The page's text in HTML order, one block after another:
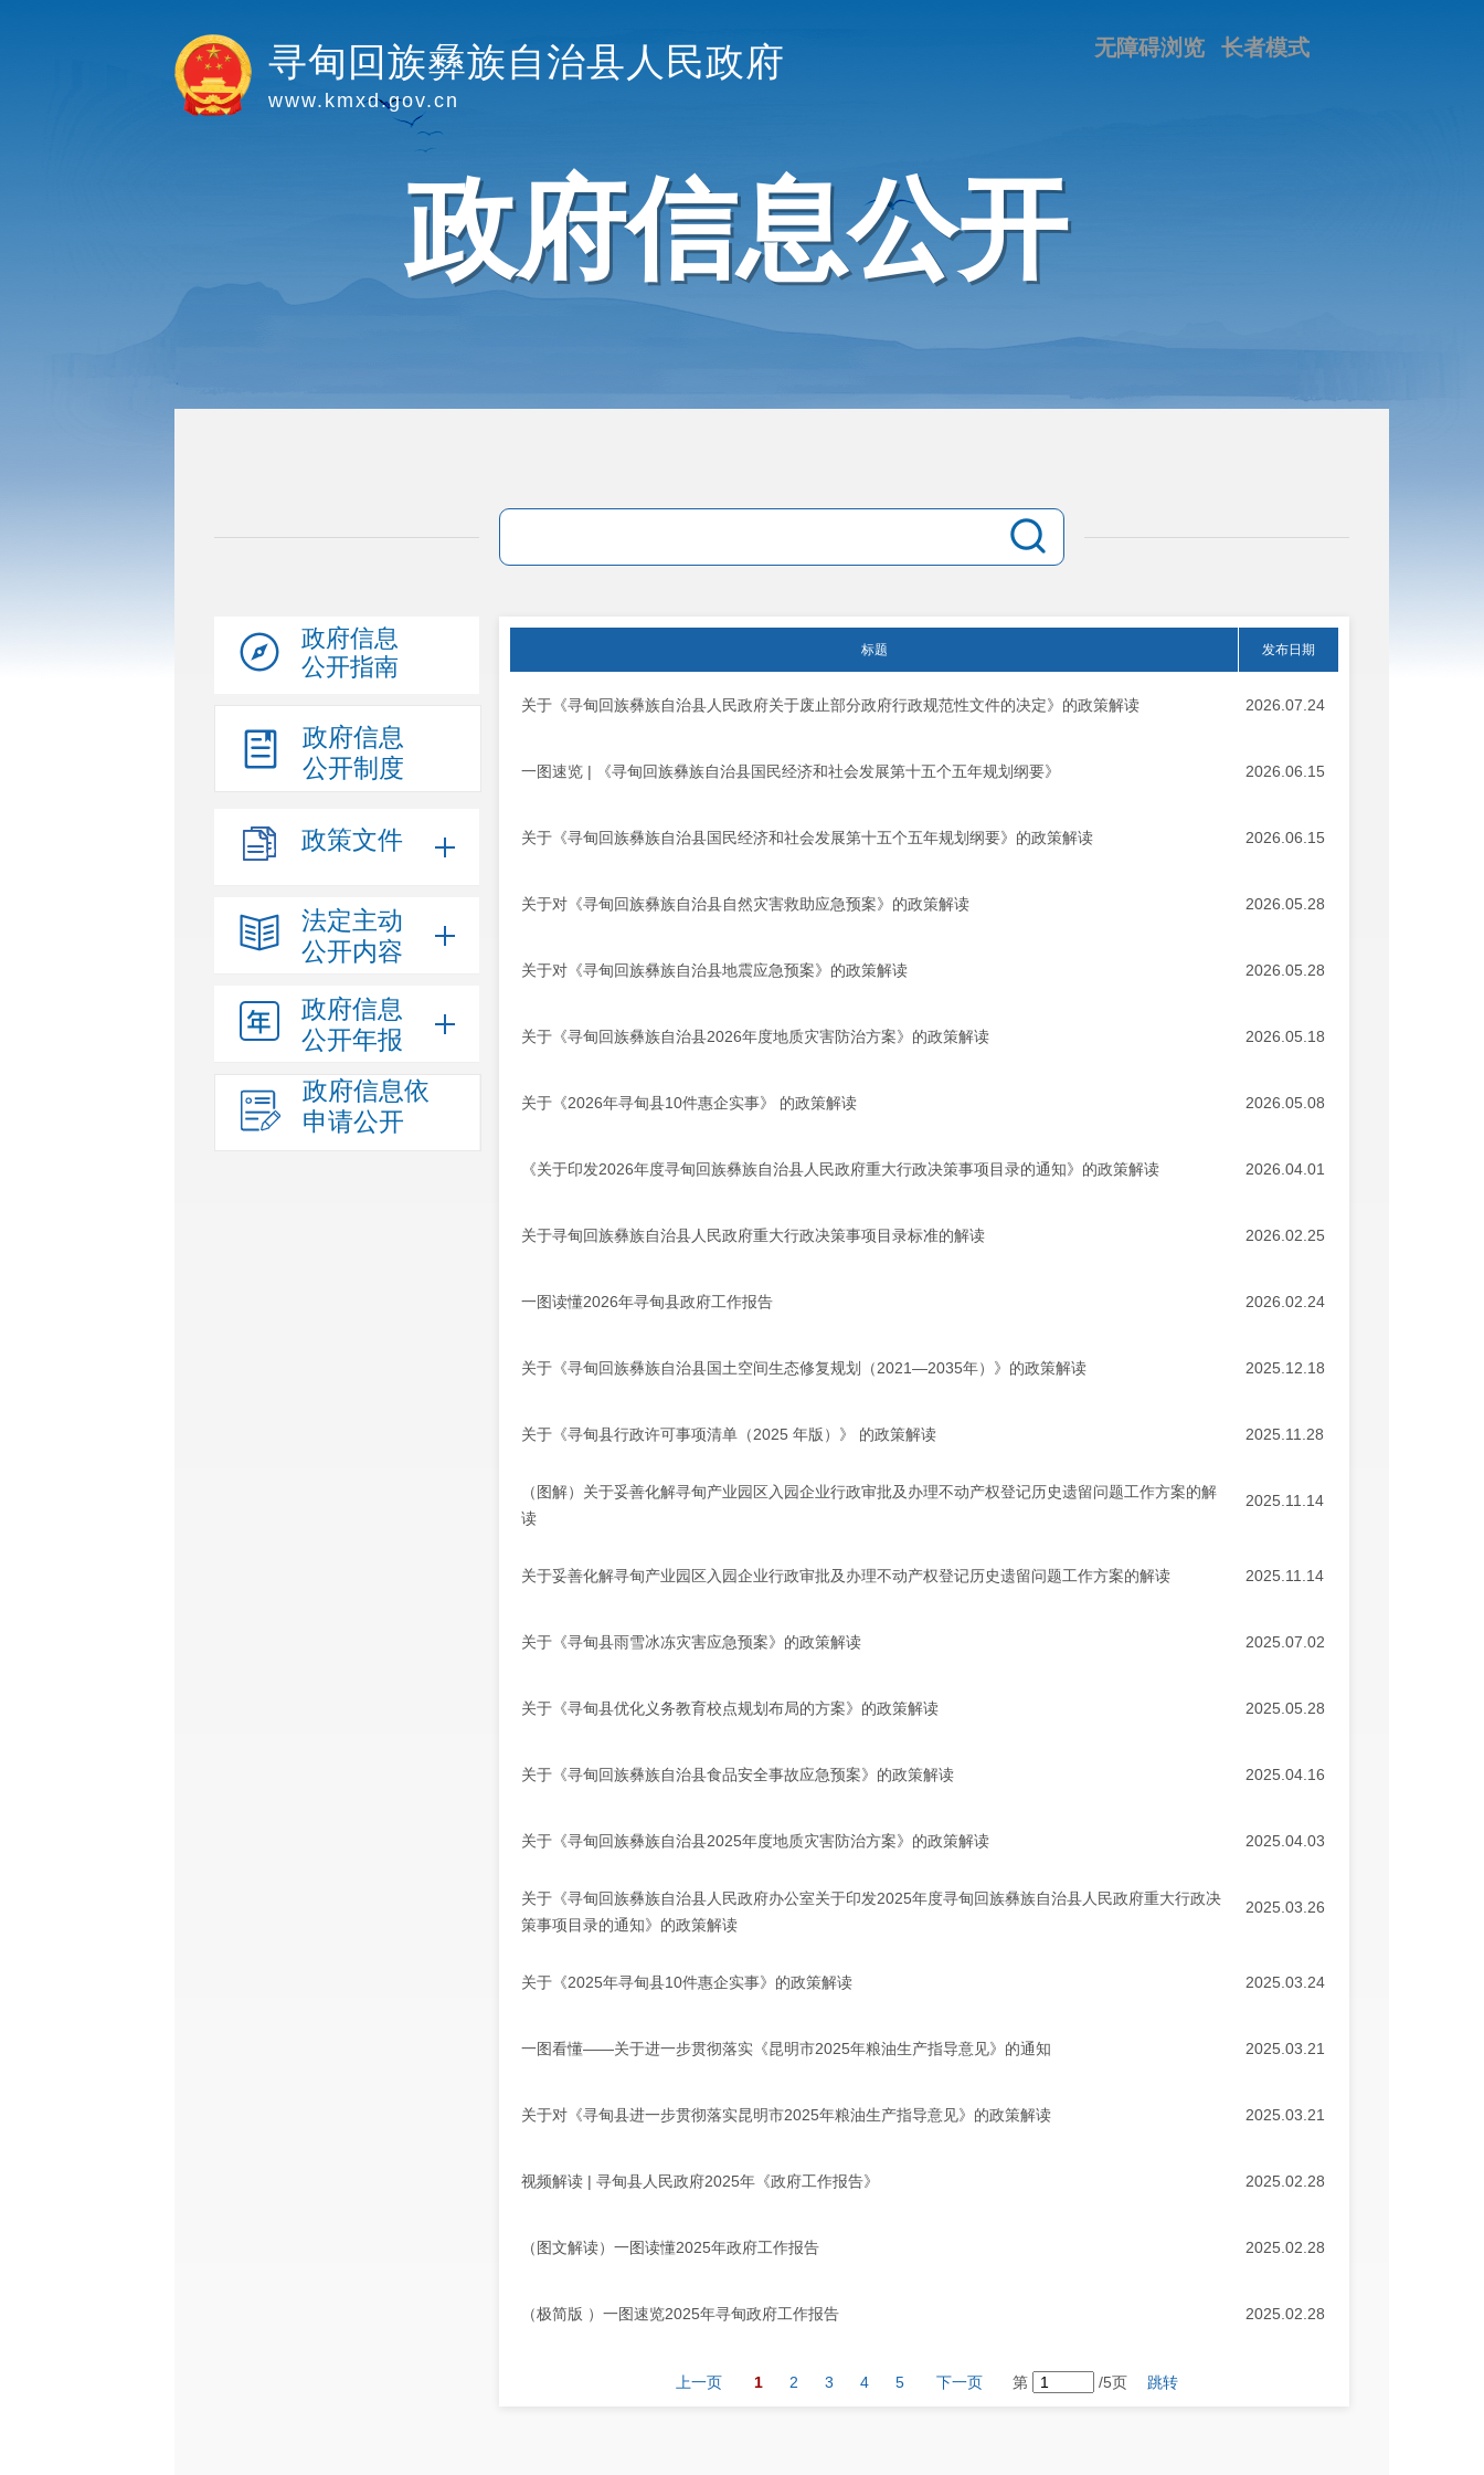
长者模式
无障碍浏览
寻甸回族彝族自治县人民政府
www.kmxd.gov.cn
政府信息公开
政府信息
公开指南
政府信息
公开制度
政策文件
法定主动
公开内容
政府信息
公开年报
政府信息依
申请公开
标题 发布日期
关于《寻甸回族彝族自治县人民政府关于废止部分政府行政规范性文件的决定》的政策解读 2026.07.24
一图速览 | 《寻甸回族彝族自治县国民经济和社会发展第十五个五年规划纲要》 2026.06.15
关于《寻甸回族彝族自治县国民经济和社会发展第十五个五年规划纲要》的政策解读 2026.06.15
关于对《寻甸回族彝族自治县自然灾害救助应急预案》的政策解读 2026.05.28
关于对《寻甸回族彝族自治县地震应急预案》的政策解读 2026.05.28
关于《寻甸回族彝族自治县2026年度地质灾害防治方案》的政策解读 2026.05.18
关于《2026年寻甸县10件惠企实事》 的政策解读 2026.05.08
《关于印发2026年度寻甸回族彝族自治县人民政府重大行政决策事项目录的通知》的政策解读 2026.04.01
关于寻甸回族彝族自治县人民政府重大行政决策事项目录标准的解读 2026.02.25
一图读懂2026年寻甸县政府工作报告 2026.02.24
关于《寻甸回族彝族自治县国土空间生态修复规划（2021—2035年）》的政策解读 2025.12.18
关于《寻甸县行政许可事项清单（2025 年版）》 的政策解读 2025.11.28
（图解）关于妥善化解寻甸产业园区入园企业行政审批及办理不动产权登记历史遗留问题工作方案的解
读
2025.11.14
关于妥善化解寻甸产业园区入园企业行政审批及办理不动产权登记历史遗留问题工作方案的解读 2025.11.14
关于《寻甸县雨雪冰冻灾害应急预案》的政策解读 2025.07.02
关于《寻甸县优化义务教育校点规划布局的方案》的政策解读 2025.05.28
关于《寻甸回族彝族自治县食品安全事故应急预案》的政策解读 2025.04.16
关于《寻甸回族彝族自治县2025年度地质灾害防治方案》的政策解读 2025.04.03
关于《寻甸回族彝族自治县人民政府办公室关于印发2025年度寻甸回族彝族自治县人民政府重大行政决
策事项目录的通知》的政策解读
2025.03.26
关于《2025年寻甸县10件惠企实事》的政策解读 2025.03.24
一图看懂——关于进一步贯彻落实《昆明市2025年粮油生产指导意见》的通知 2025.03.21
关于对《寻甸县进一步贯彻落实昆明市2025年粮油生产指导意见》的政策解读 2025.03.21
视频解读 | 寻甸县人民政府2025年《政府工作报告》 2025.02.28
（图文解读）一图读懂2025年政府工作报告 2025.02.28
（极简版 ）一图速览2025年寻甸政府工作报告 2025.02.28
上一页 1 2 3 4 5 下一页 第 /5页 跳转